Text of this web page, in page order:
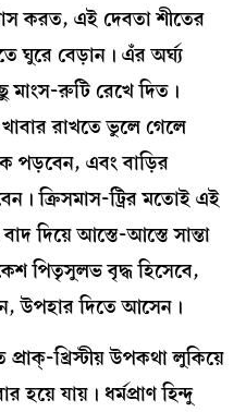
করত, এই দেবতা শীতের
ঘুরে বেড়ান। এঁর অর্ঘ্য
মাংস-রুটি রেখে দিত।
রাখতে ভুলে গেলে
পড়বেন, এবং বাড়ির
ক্রিসমাস-ট্রির মতোই এই
দিয়ে আস্তে-আস্তে সান্তা
পিতৃসুলভ বৃদ্ধ হিসেবে,
উপহার দিতে আসেন।
খ্রিস্টীয় উপকথা লুকিয়ে
যায়। ধর্মপ্রাণ হিন্দু